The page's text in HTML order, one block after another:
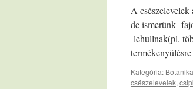
A
de ismerünk
lehullnak(pl.
Kategória:
csészelevelek,